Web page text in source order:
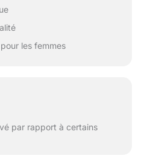
les femmes
par rapport à certains